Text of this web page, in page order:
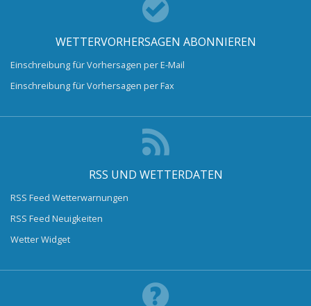
WETTERVORHERSAGEN ABONNIEREN
Einschreibung für Vorhersagen per E-Mail
Einschreibung für Vorhersagen per Fax
RSS UND WETTERDATEN
RSS Feed Wetterwarnungen
RSS Feed Neuigkeiten
Wetter Widget